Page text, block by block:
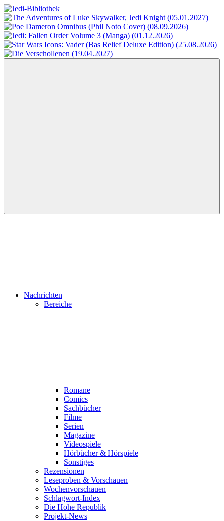
Zum
Inhalt
springen
Jedi-
Bibliothek
Das
Portal
für
Star
Wars-
Nachrichten
Bereiche
Romane
Comics
Sachbücher
Filme
Serien
Magazine
Videospiele
Hörbücher & Hörspiele
Sonstiges
Rezensionen
Leseproben & Vorschauen
Wochenvorschauen
Schlagwort-Index
Die Hohe Republik
Projekt-News